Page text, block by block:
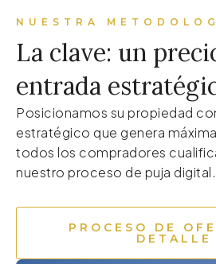
NUESTRA
La clave: un
entrada
Posicionamos su propiedad
estratégico que genera
todos los compradores
nuestro proceso de puja digital.
PROCESO DE
DETALLE